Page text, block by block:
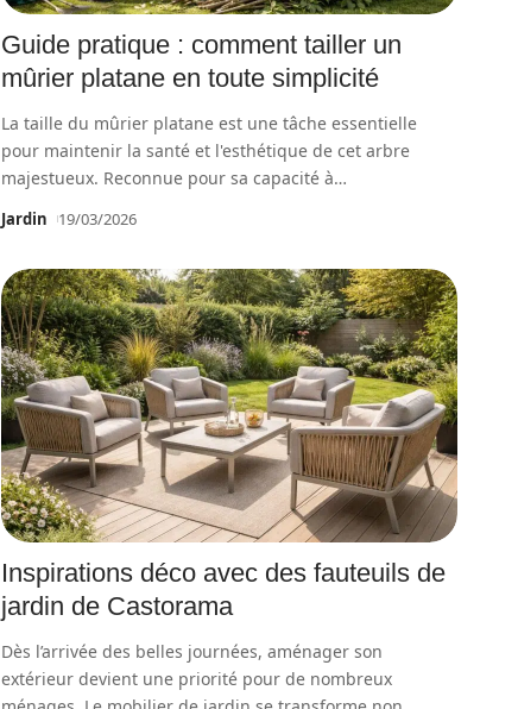
Guide pratique : comment tailler un
mûrier platane en toute simplicité
La taille du mûrier platane est une tâche essentielle
pour maintenir la santé et l'esthétique de cet arbre
majestueux. Reconnue pour sa capacité à…
Jardin 19/03/2026
Inspirations déco avec des fauteuils de
jardin de Castorama
Dès l’arrivée des belles journées, aménager son
extérieur devient une priorité pour de nombreux